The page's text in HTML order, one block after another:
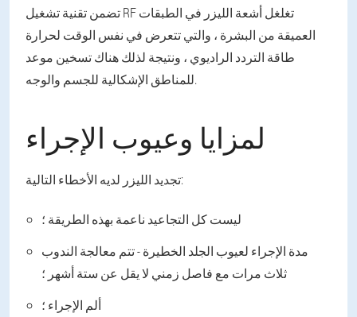
تضمن تقنية تشغيل RF تغلغل أشعة الليزر في الطبقات
العميقة من البشرة ، والتي تتعرض في نفس الوقت لحرارة
طاقة التردد الراديوي ، ونتيجة لذلك هناك تسخين موعد
للمناطق الإشكالية للجسم والوجه.
لمزايا وعيوب الإجراء
تجديد الليزر لديه الأخطاء التالية:
ليست كل التجاعيد ناعمة بهذه الطريقة ؛
مدة الإجراء لعيوب الجلد الخطيرة - تتم معالجة الندوب
ثلاث مرات مع فاصل زمني لا يقل عن ستة أشهر ؛
ألم الإجراء ؛